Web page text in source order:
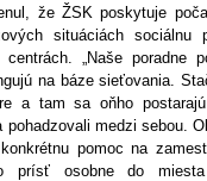
že ŽSK poskytuje
situáciách sociálnu
centrách. „Naše poradne
na báze sieťovania.
a tam sa oňho
pohadzovali medzi sebou.
pomoc na
prísť osobne do